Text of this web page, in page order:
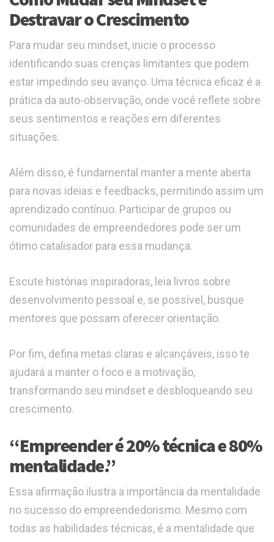
Destravar o Crescimento
Para mudar seu mindset, inicie o processo
identificando suas crenças limitantes que podem
estar impedindo seu avanço. Uma técnica eficaz é a
prática da auto-observação, onde você reflete sobre
seus sentimentos e reações em diferentes
situações.
Além disso, é fundamental manter a mente aberta
para novas ideias e feedbacks, permitindo assim um
aprendizado contínuo. Participar de grupos ou
comunidades de empreendedores pode ser um
ótimo catalisador para essa mudança.
Escute histórias inspiradoras, leia livros sobre
desenvolvimento pessoal e, se possível, busque
mentores que possam oferecer orientação.
Por fim, defina metas claras e alcançáveis, isso te
ajudará a manter o foco e a motivação,
transformando seu mindset e desbloqueando seu
crescimento.
“Empreender é 20% técnica e 80%
mentalidade.”
Essa afirmação ilustra a importância da mentalidade
no sucesso do empreendedorismo. Mesmo com
todas as habilidades técnicas, é a mentalidade que